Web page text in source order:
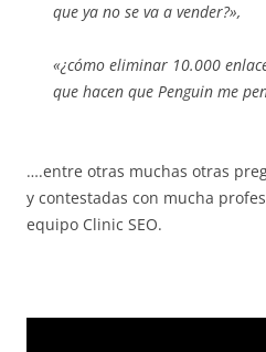
que ya no se va a vender?»,
«¿cómo eliminar 10.000
que hacen que Penguin me
….entre otras muchas otras
y contestadas con mucha
equipo Clinic SEO.